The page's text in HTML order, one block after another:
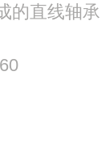
的直线轴承